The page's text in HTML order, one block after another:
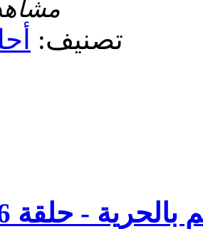
20172
تصنيف:
- حلقة 26 ديسمبر